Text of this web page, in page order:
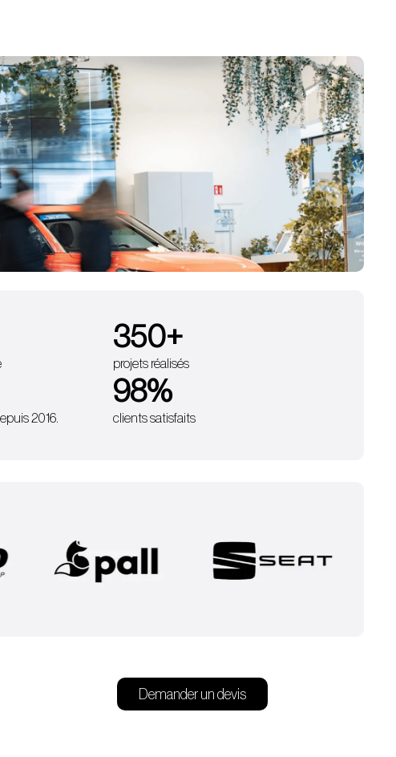
projets réalisés
350+
2016. clients satisfaits
98%
Demander un devis